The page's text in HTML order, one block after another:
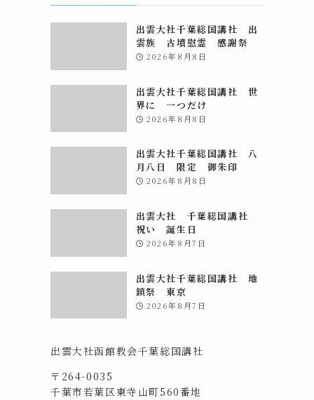
出雲大社千葉総国講社 出
雲族 古墳慰霊 感謝祭
2026年8月8日
出雲大社千葉総国講社 世
界に 一つだけ
2026年8月8日
出雲大社千葉総国講社 八
月八日 限定 御朱印
2026年8月8日
出雲大社 千葉総国講社
祝い 誕生日
2026年8月7日
出雲大社千葉総国講社 地
鎮祭 東京
2026年8月7日
出雲大社函館教会千葉総国講社
〒264-0035
千葉市若葉区東寺山町560番地